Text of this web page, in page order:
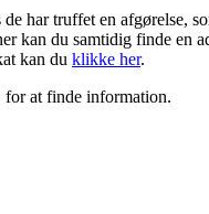
har truffet en afgørelse,
kan du samtidig finde
kan du klikke her.
for at finde information.